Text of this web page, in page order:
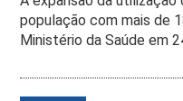
população com mais de
Ministério da Saúde em